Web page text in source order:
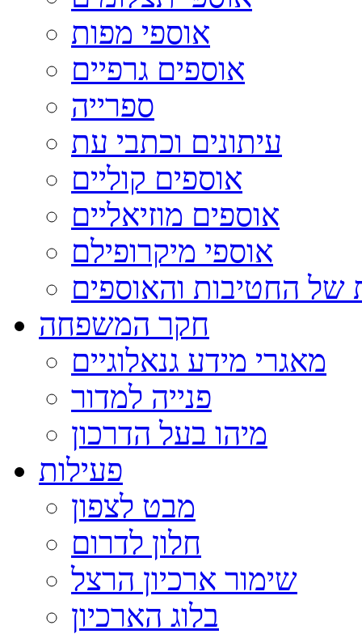
אוספי מפות
אוספים גרפיים
ספרייה
עיתונים וכתבי עת
אוספים קוליים
אוספים מוזיאליים
אוספי מיקרופילם
של החטיבות והאוספים
חקר המשפחה
מאגרי מידע גנאלוגיים
פנייה למדור
מיהו בעל הדרכון
פעילות
מבט לצפון
חלון לדרום
שימור ארכיון הרצל
בלוג הארכיון